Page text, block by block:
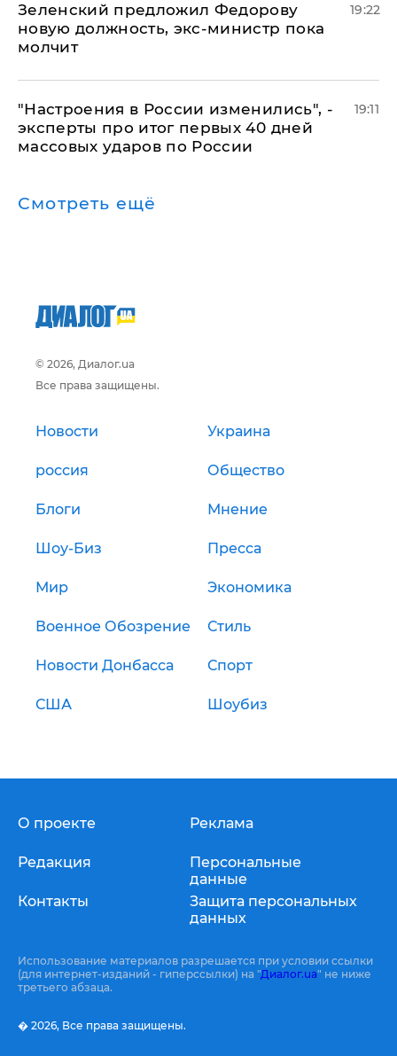
Зеленский предложил Федорову
новую должность, экс-министр пока
молчит
19:22
"Настроения в России изменились", -
эксперты про итог первых 40 дней
массовых ударов по России
19:11
Смотреть ещё
© 2026, Диалог.ua
Все права защищены.
Новости Украина
россия Общество
Блоги Мнение
Шоу-Биз Пресса
Мир Экономика
Военное Обозрение Стиль
Новости Донбасса Спорт
США Шоубиз
О проекте
Редакция
Контакты
Реклама
Персональные
данные
Защита персональных
данных
Использование материалов разрешается при условии ссылки
(для интернет-изданий - гиперссылки) на "Диалог.ua" не ниже
третьего абзаца.
� 2026, Все права защищены.